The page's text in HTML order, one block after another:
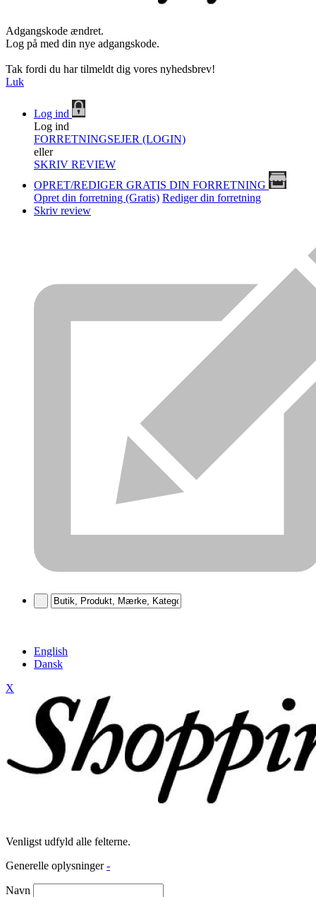
Adgangskode ændret.
Log på med din nye adgangskode.
Tak fordi du har tilmeldt dig vores nyhedsbrev!
Luk
Log ind
Log ind
FORRETNINGSEJER (LOGIN)
eller
SKRIV REVIEW
OPRET/REDIGER GRATIS DIN FORRETNING
Opret din forretning (Gratis) Rediger din forretning
Skriv review
English
Dansk
X
Venligst udfyld alle felterne.
Generelle oplysninger -
Navn